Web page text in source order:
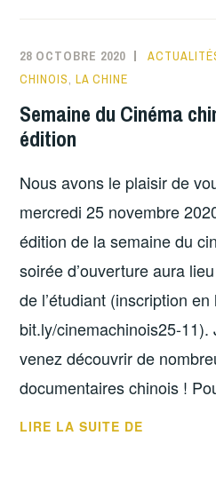
DES
DU
21/11/2020
28 OCTOBRE 2020
CHINOIS,LA CHINE
Semaine du Cinéma
édition
Nous avons le plaisir de
mercredi 25 novembre
édition de la semaine du
soirée d’ouverture aura
de l’étudiant (inscription
bit.ly/cinemachinois25-11).
venez découvrir de
documentaires chinois !
LIRE LA SUITE DE